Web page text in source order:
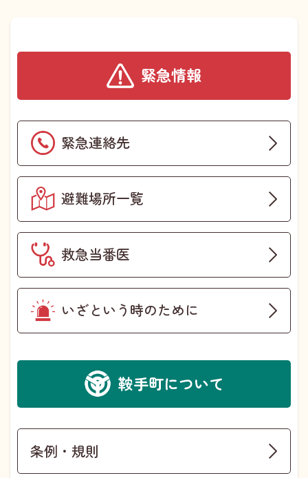
緊急情報
緊急連絡先
避難場所一覧
救急当番医
いざという時のために
鞍手町について
条例・規則